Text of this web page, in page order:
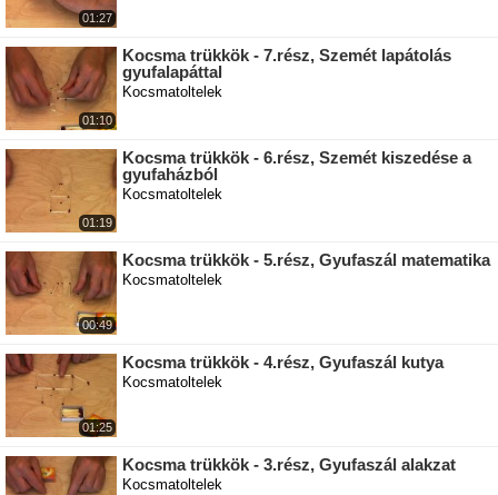
01:27
01:10
Kocsma trükkök - 7.rész, Szemét lapátolás
gyufalapáttal
Kocsmatoltelek
01:19
Kocsma trükkök - 6.rész, Szemét kiszedése a
gyufaházból
Kocsmatoltelek
00:49
Kocsma trükkök - 5.rész, Gyufaszál matematika
Kocsmatoltelek
01:25
Kocsma trükkök - 4.rész, Gyufaszál kutya
Kocsmatoltelek
Kocsma trükkök - 3.rész, Gyufaszál alakzat
Kocsmatoltelek